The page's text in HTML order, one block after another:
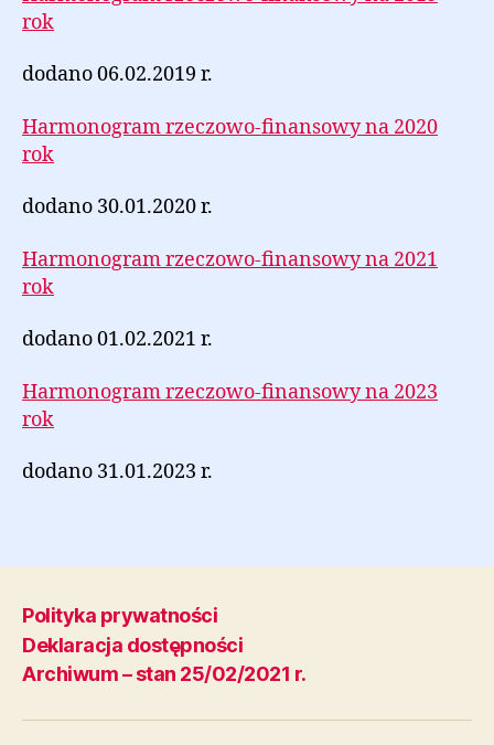
rok
dodano 06.02.2019 r.
Harmonogram rzeczowo-finansowy na 2020
rok
dodano 30.01.2020 r.
Harmonogram rzeczowo-finansowy na 2021
rok
dodano 01.02.2021 r.
Harmonogram rzeczowo-finansowy na 2023
rok
dodano 31.01.2023 r.
Polityka prywatności
Deklaracja dostępności
Archiwum – stan 25/02/2021 r.